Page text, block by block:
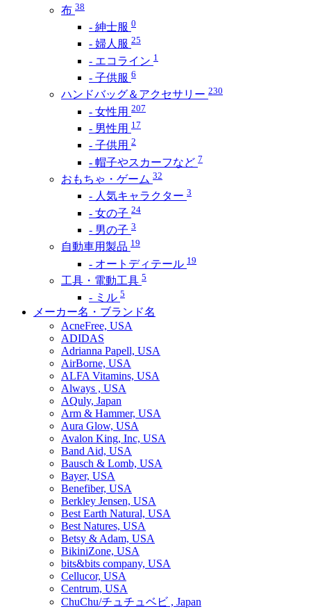
布 38
- 紳士服 0
- 婦人服 25
- エコライン 1
- 子供服 6
ハンドバッグ＆アクセサリー 230
- 女性用 207
- 男性用 17
- 子供用 2
- 帽子やスカーフなど 7
おもちゃ・ゲーム 32
- 人気キャラクター 3
- 女の子 24
- 男の子 3
自動車用製品 19
- オートディテール 19
工具・電動工具 5
- ミル 5
メーカー名・ブランド名
AcneFree, USA
ADIDAS
Adrianna Papell, USA
AirBorne, USA
ALFA Vitamins, USA
Always , USA
AQuly, Japan
Arm & Hammer, USA
Aura Glow, USA
Avalon King, Inc, USA
Band Aid, USA
Bausch & Lomb, USA
Bayer, USA
Benefiber, USA
Berkley Jensen, USA
Best Earth Natural, USA
Best Natures, USA
Betsy & Adam, USA
BikiniZone, USA
bits&bits company, USA
Cellucor, USA
Centrum, USA
ChuChu/チュチュベビ , Japan